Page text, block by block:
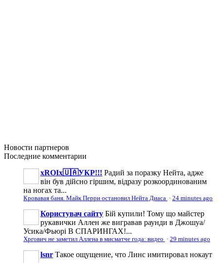
Новости партнеров
Последние комментарии
xROIx🇺🇦УКР!!! Радий за поразку Нейта, адже
він був дійсно гіршим, відразу розкоординованим
на ногах та...
Кровавая баня. Майк Перри остановил Нейта Диаса · 24 minutes ago
Користувач сайту Бій купили! Тому що майстер
рукавички Аллен же вигравав раунди в Джошуа/
Усика/Фьюрі В СПАРИНГАХ!...
Хргович не заметил Аллена в мисматче года: видео · 29 minutes ago
lsnr Такое ощущение, что Линс имитировал нокаут